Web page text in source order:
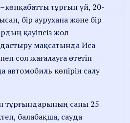
тұрғын үй, 20-
бір аурухана және бір
қауіпсіз жол
мақсатында Иса
сол жағалауға өтетін
автомобиль көпірін салу
тұрғындарының саны 25
балабақша, сауда